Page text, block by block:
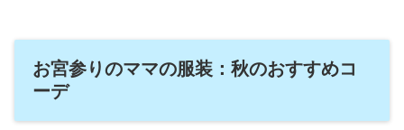
お宮参りのママの服装：秋のおすすめコ
ーデ